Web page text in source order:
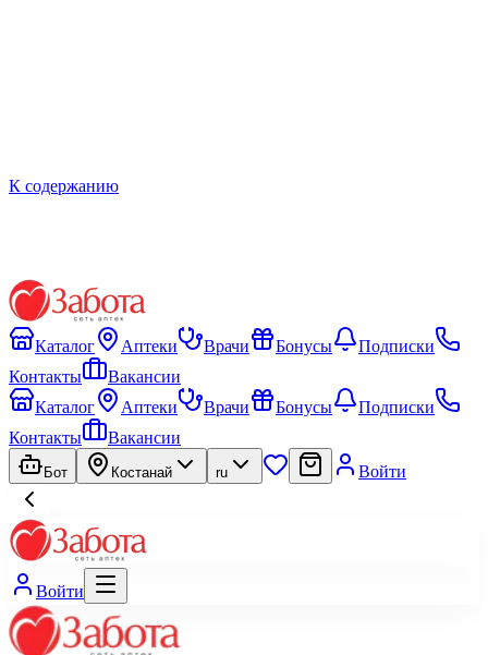
К содержанию
Каталог Аптеки Врачи Бонусы
Подписки
Контакты
Вакансии
Каталог
Аптеки Врачи Бонусы
Подписки
Контакты
Вакансии
Бот Костанай ru Войти
Войти